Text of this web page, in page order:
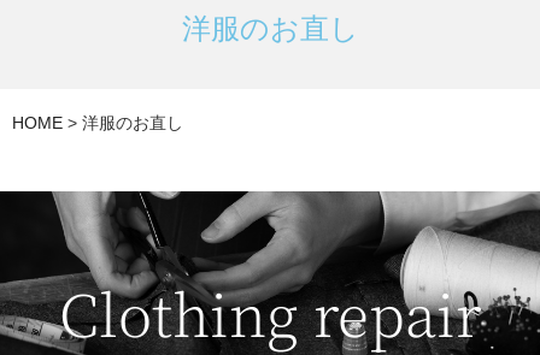
洋服のお直し
HOME > 洋服のお直し
Clothing repair